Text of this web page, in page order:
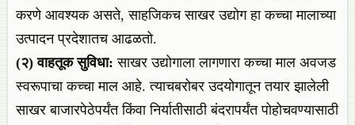
करणे आवश्यक असते, साहजिकच साखर उद्योग हा कच्चा मालाच्या
उत्पादन प्रदेशातच आढळतो.
(२)वाहतूकसुविधा: साखर उद्योगाला लागणारा कच्चा माल अवजड
स्वरूपाचा कच्चा माल आहे. त्याचबरोबर उदयोगातून तयार झालेली
साखर बाजारपेठेपर्यंत किंवा निर्यातीसाठी बंदरापर्यंत पोहोचवण्यासाठी